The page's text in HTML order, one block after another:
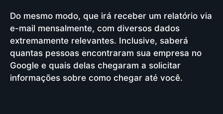
Do mesmo modo, que irá receber um relatório via
e-mail mensalmente, com diversos dados
extremamente relevantes. Inclusive, saberá
quantas pessoas encontraram sua empresa no
Google e quais delas chegaram a solicitar
informações sobre como chegar até você.